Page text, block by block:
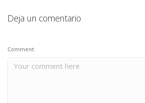
Deja un comentario
Comment: